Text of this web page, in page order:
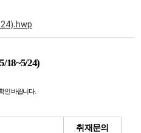
18~5/24)
인 바랍니다.
취재문의